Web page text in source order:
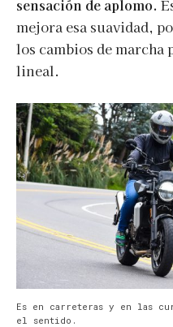
sensación de aplomo.
mejora esa suavidad,
los cambios de marcha
lineal.
Es en carreteras y en las
el sentido.